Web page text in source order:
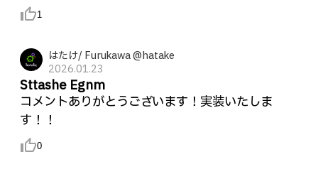
thumb_up_alt1
はたけ/ Furukawa @hatake
2026.01.23
Sttashe Egnm
コメントありがとうございます！実装いたしま
す！！
thumb_up_alt0